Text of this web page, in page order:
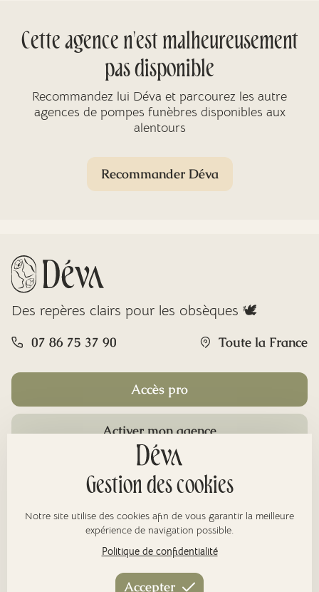
Cette agence n'est malheureusement
pas disponible
Recommandez lui Déva et parcourez les autre
agences de pompes funèbres disponibles aux
alentours
Recommander Déva
Des repères clairs pour les obsèques 🕊️
07 86 75 37 90 Toute la France
Accès pro
Activer mon agence
Gestion des cookies
Notre site utilise des cookies afin de vous garantir la meilleure
expérience de navigation possible.
Politique de confidentialité
Accepter